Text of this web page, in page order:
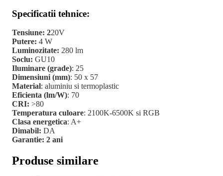
Specificatii tehnice:
Tensiune: 220V
Putere: 4 W
Luminozitate: 280 lm
Soclu: GU10
Iluminare (grade): 25
Dimensiuni (mm): 50 x 57
Material: aluminiu si termoplastic
Eficienta (lm/W): 70
CRI: >80
Temperatura culoare: 2100K-6500K si RGB
Clasa energetica: A+
Dimabil: DA
Garantie: 2 ani
Produse similare